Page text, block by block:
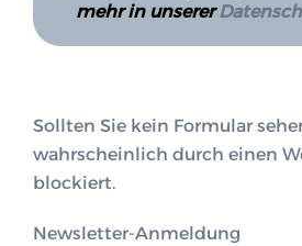
mehr in unserer
Sollten Sie kein Formular
wahrscheinlich durch einen
blockiert.
Newsletter-Anmeldung